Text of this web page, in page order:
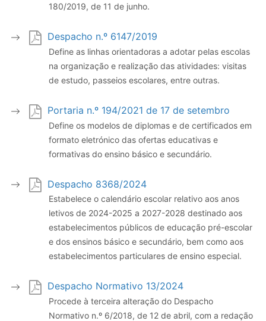
180/2019, de 11 de junho.
Despacho n.º 6147/2019
Define as linhas orientadoras a adotar pelas escolas
na organização e realização das atividades: visitas
de estudo, passeios escolares, entre outras.
Portaria n.º 194/2021 de 17 de setembro
Define os modelos de diplomas e de certificados em
formato eletrónico das ofertas educativas e
formativas do ensino básico e secundário.
Despacho 8368/2024
Estabelece o calendário escolar relativo aos anos
letivos de 2024-2025 a 2027-2028 destinado aos
estabelecimentos públicos de educação pré-escolar
e dos ensinos básico e secundário, bem como aos
estabelecimentos particulares de ensino especial.
Despacho Normativo 13/2024
Procede à terceira alteração do Despacho
Normativo n.º 6/2018, de 12 de abril, com a redação